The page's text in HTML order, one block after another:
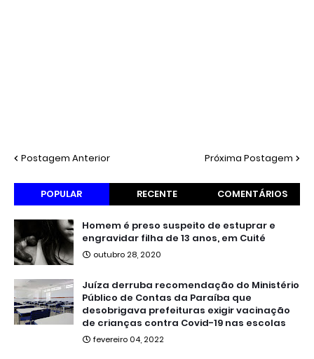
Postagem Anterior Próxima Postagem
POPULAR RECENTE COMENTÁRIOS
Homem é preso suspeito de estuprar e
engravidar filha de 13 anos, em Cuité
outubro 28, 2020
Juíza derruba recomendação do Ministério
Público de Contas da Paraíba que
desobrigava prefeituras exigir vacinação
de crianças contra Covid-19 nas escolas
fevereiro 04, 2022